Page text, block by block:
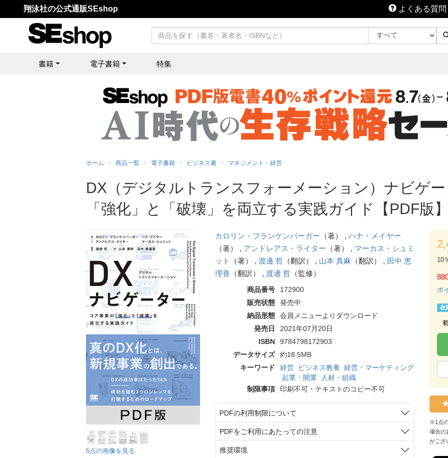
翔泳社の公式通販SEshop よくある質問
書籍 電子書籍 特集
ホーム 商品一覧 電子書籍 ビジネス書 マネジメント・経営
DX（デジタルトランスフォーメーション）ナビゲ
「強化」と「破壊」を両立する実践ガイド【PDF版
5点の画像を見る
カロリン・フランケンバーガー （著） , ハナ・メイヤー
（著） , アンドレアス・ライター （著） , マーカス・シュミ
ット
（著） , 渡邊 哲（翻訳） , 山本 真麻 （翻訳） , 田中 恵
理香 （翻訳） , 渡邊 哲（監修）
商品番号
172900
販売状態
発売中
納品形態
会員メニューよりダウンロード
発売日
2021年07月20日
ISBN
9784798172903
データサイズ
約18.5MB
キーワード
経営 ビジネス教養 経営・マーケティング
起業・開業
人材・組織
制限事項
印刷不可・テキストのコピー不可
PDFの利用制限について
PDFをご利用にあたっての注意
推奨環境
10
ポ
在
※1点
場合の
がござ